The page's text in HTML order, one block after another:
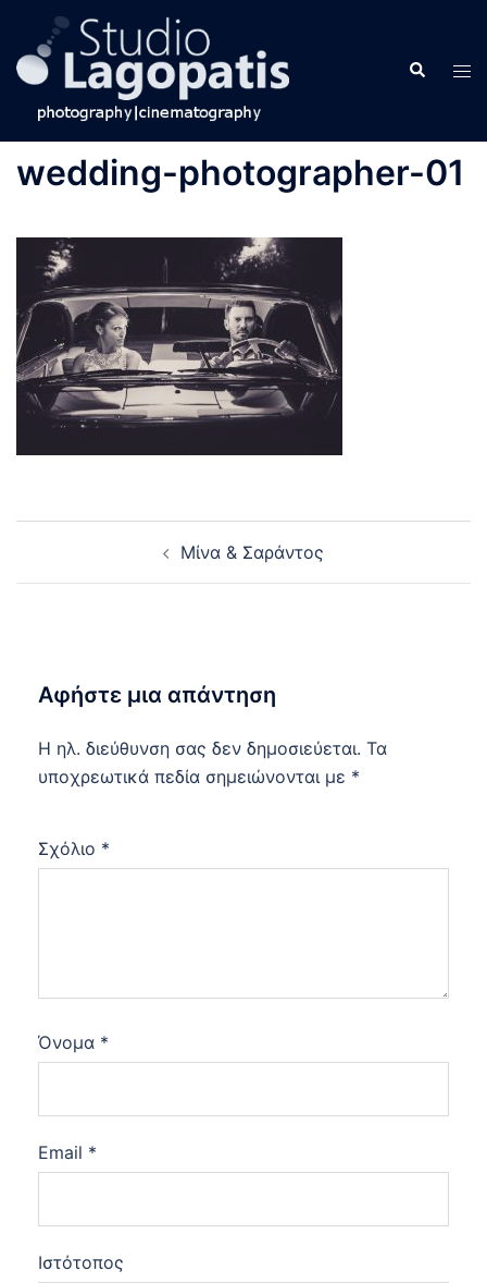
content
Search
wedding-photographer-01
Μίνα & Σαράντος
Αφήστε μια απάντηση
Η ηλ. διεύθυνση σας δεν δημοσιεύεται. Τα
υποχρεωτικά πεδία σημειώνονται με *
Σχόλιο *
Όνομα *
Email *
Ιστότοπος